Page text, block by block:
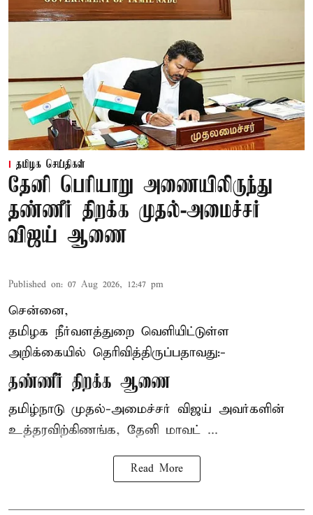
தமிழக செய்திகள்
தேனி பெரியாறு அணையிலிருந்து
தண்ணீர் திறக்க முதல்-அமைச்சர்
விஜய் ஆணை
Published on: 07 Aug 2026, 12:47 pm
சென்னை,
தமிழக நீர்வளத்துறை வெளியிட்டுள்ள
அறிக்கையில் தெரிவித்திருப்பதாவது:-
தண்ணீர் திறக்க ஆணை
தமிழ்நாடு முதல்-அமைச்சர் விஜய் அவர்களின்
உத்தரவிற்கிணங்க, தேனி மாவட் ...
Read More